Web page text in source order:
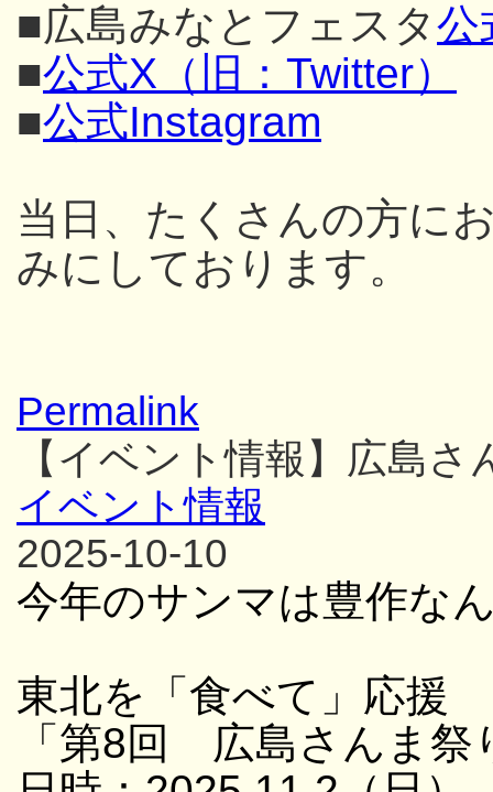
■広島みなとフェスタ公
■公式X（旧：Twitter）
■公式Instagram
当日、たくさんの方に
みにしております。
Permalink
【イベント情報】広島さ
イベント情報
2025-10-10
今年のサンマは豊作な
東北を「食べて」応援
「第8回 広島さんま祭